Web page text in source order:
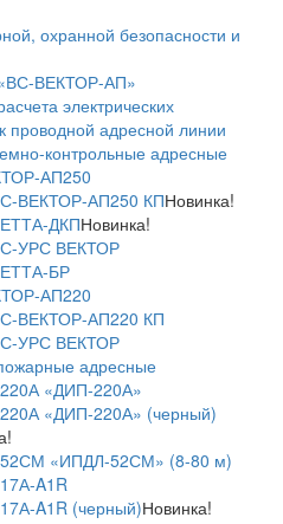
охранной безопасности и
ВЕКТОР-АП»
электрических
проводной адресной линии
контрольные адресные
АП250
ВЕКТОР-АП250 КПНовинка!
ДКПНовинка!
УРС ВЕКТОР
БР
АП220
ВЕКТОР-АП220 КП
УРС ВЕКТОР
адресные
«ДИП-220А»
«ДИП-220А» (черный)
«ИПДЛ-52СМ» (8-80 м)
A1R
A1R (черный)Новинка!